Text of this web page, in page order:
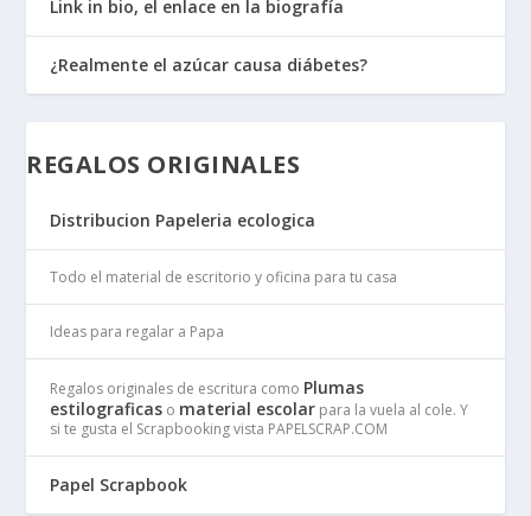
Link in bio, el enlace en la biografía
¿Realmente el azúcar causa diábetes?
REGALOS ORIGINALES
Distribucion Papeleria ecologica
Todo el material de escritorio y oficina para tu casa
Ideas para regalar a Papa
Regalos originales de escritura como Plumas
estilograficas o material escolar para la vuela al cole. Y
si te gusta el Scrapbooking vista PAPELSCRAP.COM
Papel Scrapbook